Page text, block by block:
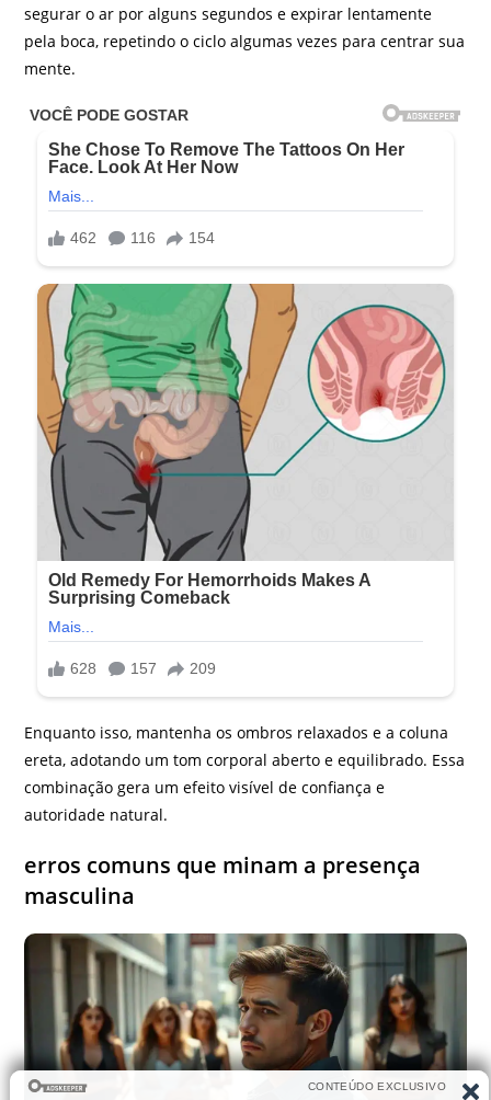
segurar o ar por alguns segundos e expirar lentamente
pela boca, repetindo o ciclo algumas vezes para centrar sua
mente.
Enquanto isso, mantenha os ombros relaxados e a coluna
ereta, adotando um tom corporal aberto e equilibrado. Essa
combinação gera um efeito visível de confiança e
autoridade natural.
erros comuns que minam a presença
masculina